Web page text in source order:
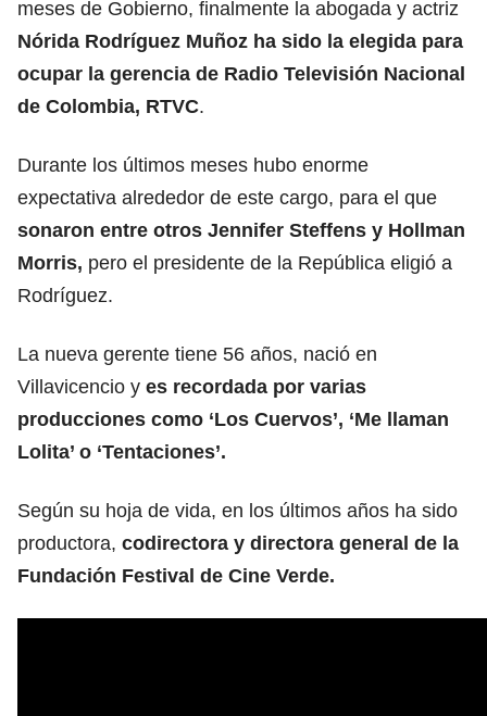
meses de Gobierno, finalmente la abogada y actriz
Nórida Rodríguez Muñoz ha sido la elegida para
ocupar la gerencia de Radio Televisión Nacional
de Colombia, RTVC.
Durante los últimos meses hubo enorme
expectativa alrededor de este cargo, para el que
sonaron entre otros Jennifer Steffens y Hollman
Morris, pero el presidente de la República eligió a
Rodríguez.
La nueva gerente tiene 56 años, nació en
Villavicencio y es recordada por varias
producciones como ‘Los Cuervos’, ‘Me llaman
Lolita’ o ‘Tentaciones’.
Según su hoja de vida, en los últimos años ha sido
productora, codirectora y directora general de la
Fundación Festival de Cine Verde.